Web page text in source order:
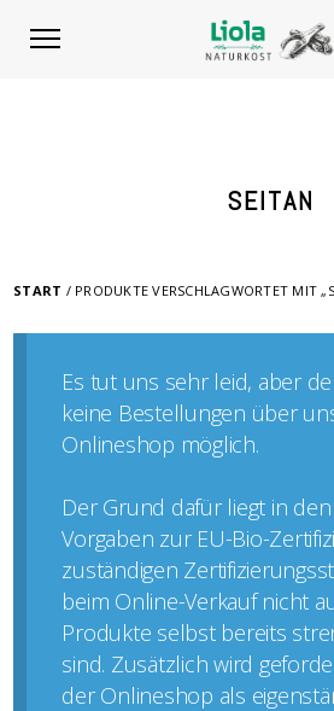
SEITAN
START / PRODUKTE VERSCHLAGWORTET MIT
Es tut uns sehr leid, aber
keine Bestellungen über
Onlineshop möglich.
Der Grund dafür liegt in
Vorgaben zur EU-Bio-
zuständigen
beim Online-Verkauf nicht
Produkte selbst bereits
sind. Zusätzlich wird
der Onlineshop als